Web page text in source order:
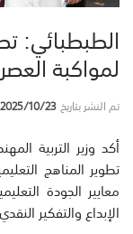
الطبطبائي:
لمواكبة
تم النشر بتاريخ2025/10/23
أكد وزير التربية
تطوير المناهج
معايير الجودة
الإبداع والتفكير